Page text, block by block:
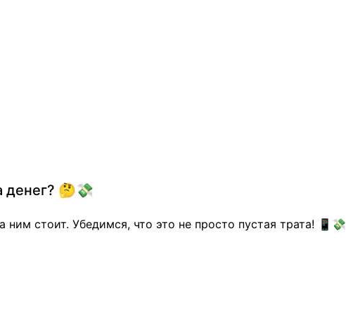
денег? 🤔💸
ним стоит. Убедимся, что это не просто пустая трата! 📱💸